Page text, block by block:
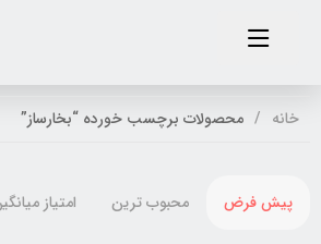
خانه محصولات برچسب خورده “بخارساز”
پیش فرض محبوب ترین امتیاز میانگین